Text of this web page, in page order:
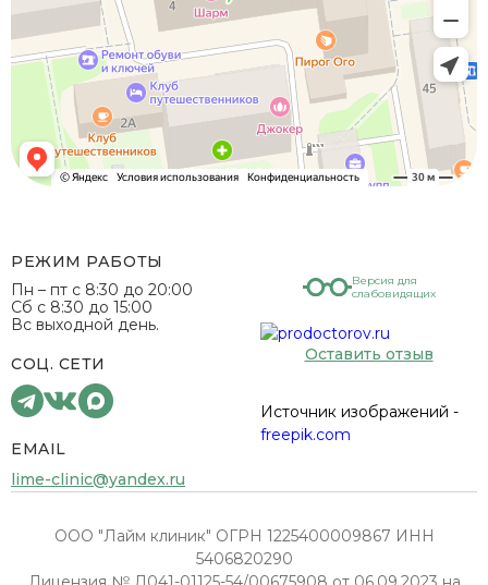
РЕЖИМ РАБОТЫ
Пн – пт с 8:30 до 20:00
Сб с 8:30 до 15:00
Вс выходной день.
СОЦ. СЕТИ
EMAIL
lime-clinic@yandex.ru
Версия для
слабовидящих
Оставить отзыв
Источник изображений -
freepik.com
ООО "Лайм клиник" ОГРН 1225400009867 ИНН
5406820290